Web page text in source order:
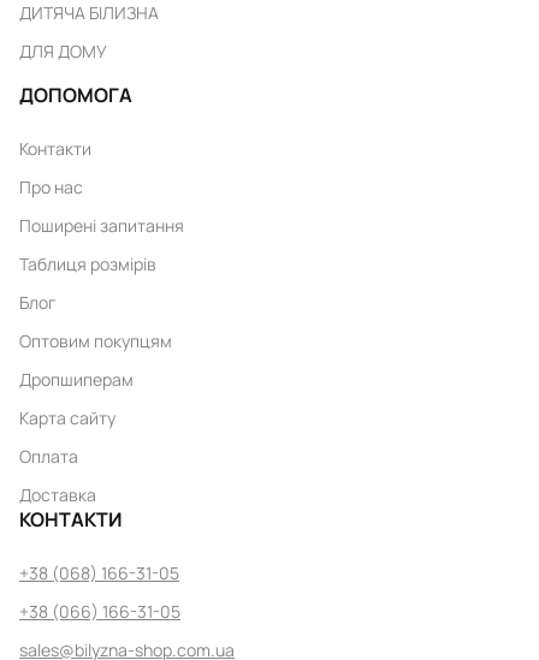
ДИТЯЧА БІЛИЗНА
ДЛЯ ДОМУ
ДОПОМОГА
Контакти
Про нас
Поширені запитання
Таблиця розмірів
Блог
Оптовим покупцям
Дропшиперам
Карта сайту
Оплата
Доставка
КОНТАКТИ
+38 (068) 166-31-05
+38 (066) 166-31-05
sales@bilyzna-shop.com.ua